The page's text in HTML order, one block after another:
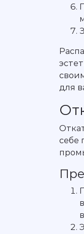
для
себе